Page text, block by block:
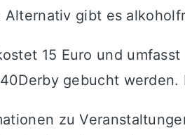
Alternativ gibt es
15 Euro und
gebucht werden.
zu